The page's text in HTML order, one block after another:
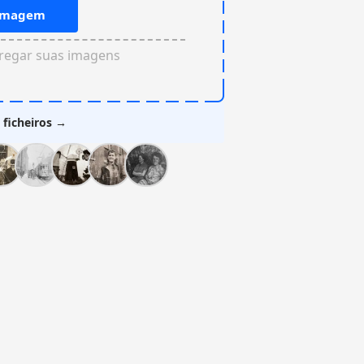
suas imagens
ficheiros →